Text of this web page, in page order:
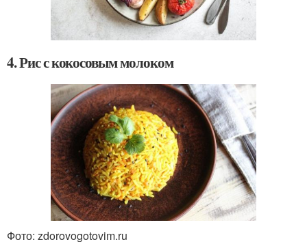
4. Рис с кокосовым молоком
Фото: zdorovogotovim.ru